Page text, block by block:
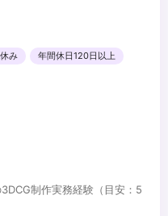
み
年間休日120日以上
制作実務経験（目安：5